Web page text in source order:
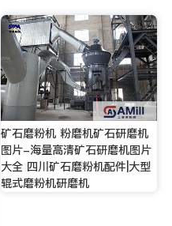
矿石磨粉机 粉磨机矿石研磨机
图片-海量高清矿石研磨机图片
大全 四川矿石磨粉机配件|大型
辊式磨粉机研磨机